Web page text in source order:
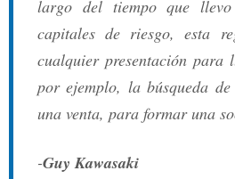
largo del tiempo que
capitales de riesgo, esta
cualquier presentación para
por ejemplo, la búsqueda
una venta, para formar una
-Guy Kawasaki